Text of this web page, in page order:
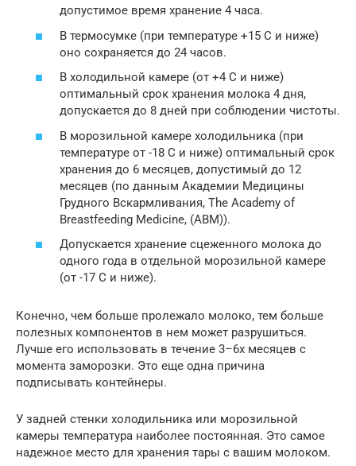
допустимое время хранение 4 часа.
В термосумке (при температуре +15 С и ниже)
оно сохраняется до 24 часов.
В холодильной камере (от +4 С и ниже)
оптимальный срок хранения молока 4 дня,
допускается до 8 дней при соблюдении чистоты.
В морозильной камере холодильника (при
температуре от -18 С и ниже) оптимальный срок
хранения до 6 месяцев, допустимый до 12
месяцев (по данным Академии Медицины
Грудного Вскармливания, The Academy of
Breastfeeding Medicine, (ABM)).
Допускается хранение сцеженного молока до
одного года в отдельной морозильной камере
(от -17 С и ниже).
Конечно, чем больше пролежало молоко, тем больше
полезных компонентов в нем может разрушиться.
Лучше его использовать в течение 3–6х месяцев с
момента заморозки. Это еще одна причина
подписывать контейнеры.
У задней стенки холодильника или морозильной
камеры температура наиболее постоянная. Это самое
надежное место для хранения тары с вашим молоком.